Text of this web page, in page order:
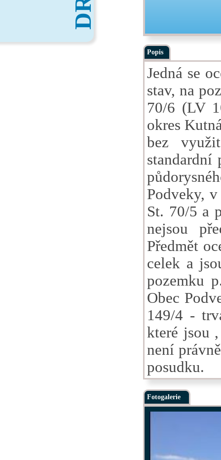
Popis
Jedná se
stav, na
70/6 (LV
okres
bez
Podveky,
St. 70/5 a
nejsou
Předmět
celek a
pozemku
Obec
149/4 -
které jsou
není
posudku.
Fotogalerie